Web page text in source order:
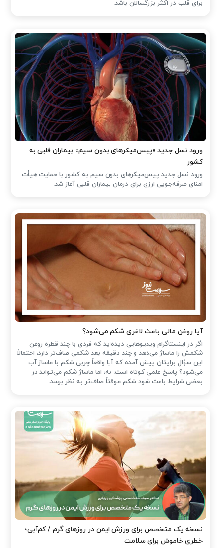
برای قلب در اکثر بزرگسالان باشد.
ورود نسل جدید «پیس‌میکرهای بدون سیم» بیماران قلبی به
کشور
ورود نسل جدید پیس‌میکرهای بدون سیم به کشور با حمایت هیأت
امنای صرفه‌جویی ارزی برای درمان بیماران قلبی آغاز شد.
آیا روغن مالی باعث لاغری شکم می‌شود؟
اگر در اینستاگرام ویدیوهایی دیده‌اید که فردی با چند قطره روغن
شکمش را ماساژ می‌دهد و چند دقیقه بعد شکمی صاف‌تر دارد، احتمالاً
این سؤال برایتان پیش آمده که آیا واقعاً چربی شکم با ماساژ آب
می‌شود؟ پاسخ علمی کوتاه است: نه؛ اما ماساژ شکم می‌تواند در
بعضی شرایط باعث شود شکم موقتاً صاف‌تر به نظر برسد.
نسخه یک متخصص برای ورزش ایمن در روزهای گرم / کم‌آبی؛
خطری خاموش برای سلامت